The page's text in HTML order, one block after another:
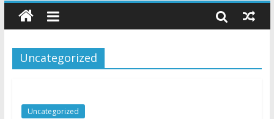
bolívares
[EN VIDEO] El espeluznante aterrizaje de emergencia de un
servían”
Uncategorized
Uncategorized